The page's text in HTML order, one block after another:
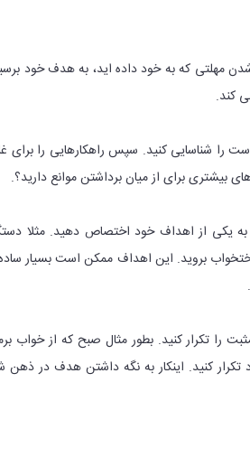
مهلتی که به خود داده اید، به هدف خود
کند.
را شناسایی کنید. سپس راهکارهایی را برای
بیشتری برای از میان برداشتن موانع دارید؟.
یکی از اهداف خود اختصاص دهید. مثلا
بروید. این اهداف ممکن است بسیار
را تکرار کنید. بطور مثال صبح که از خواب
کنید. اینکار به نگه داشتن هدف در ذهن